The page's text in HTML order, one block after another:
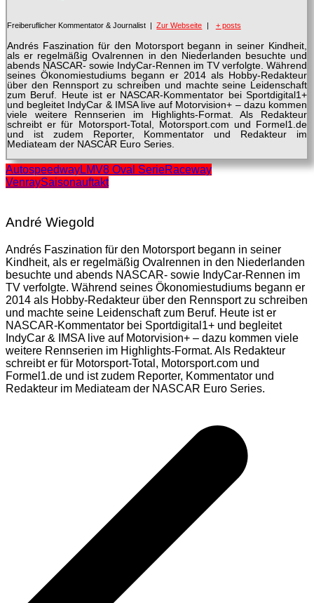
Freiberuflicher Kommentator & Journalist Zur Webseite + posts
Andrés Faszination für den Motorsport begann in seiner Kindheit,
als er regelmäßig Ovalrennen in den Niederlanden besuchte und
abends NASCAR- sowie IndyCar-Rennen im TV verfolgte. Während
seines Ökonomiestudiums begann er 2014 als Hobby-Redakteur
über den Rennsport zu schreiben und machte seine Leidenschaft
zum Beruf. Heute ist er NASCAR-Kommentator bei Sportdigital1+
und begleitet IndyCar & IMSA live auf Motorvision+ – dazu kommen
viele weitere Rennserien im Highlights-Format. Als Redakteur
schreibt er für Motorsport-Total, Motorsport.com und Formel1.de
und ist zudem Reporter, Kommentator und Redakteur im
Mediateam der NASCAR Euro Series.
AutospeedwayLMV8 Oval SerieRaceway
VenraySaisonauftakt
André Wiegold
Andrés Faszination für den Motorsport begann in seiner
Kindheit, als er regelmäßig Ovalrennen in den Niederlanden
besuchte und abends NASCAR- sowie IndyCar-Rennen im
TV verfolgte. Während seines Ökonomiestudiums begann er
2014 als Hobby-Redakteur über den Rennsport zu schreiben
und machte seine Leidenschaft zum Beruf. Heute ist er
NASCAR-Kommentator bei Sportdigital1+ und begleitet
IndyCar & IMSA live auf Motorvision+ – dazu kommen viele
weitere Rennserien im Highlights-Format. Als Redakteur
schreibt er für Motorsport-Total, Motorsport.com und
Formel1.de und ist zudem Reporter, Kommentator und
Redakteur im Mediateam der NASCAR Euro Series.